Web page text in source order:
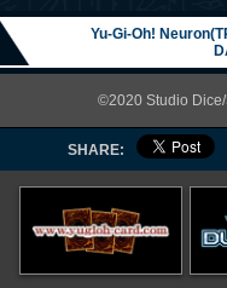
Yu-Gi-Oh!
©2020 Studio Dice/
SHARE: